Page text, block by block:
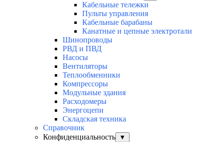
Кабельные тележки
Пульты управления
Кабельные барабаны
Канатные и цепные электротали
Шинопроводы
РВД и ПВД
Насосы
Вентиляторы
Теплообменники
Компрессоры
Модульные здания
Расходомеры
Энергоцепи
Складская техника
Справочник
Конфиденциальность
▼